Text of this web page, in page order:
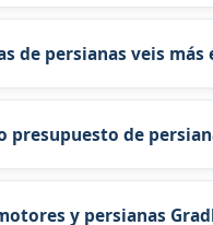
de persianas veis más
reforma.
presupuesto de
y persianas